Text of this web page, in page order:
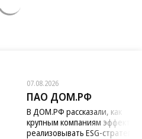
07.08.2026
ПАО ДОМ.РФ
В ДОМ.РФ рассказали, как
крупным компаниям
реализовывать ESG-стратегию